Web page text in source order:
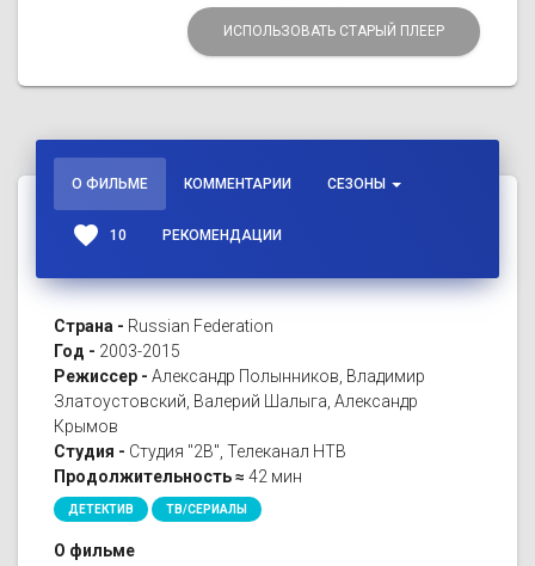
ИСПОЛЬЗОВАТЬ СТАРЫЙ ПЛЕЕР
О ФИЛЬМЕ КОММЕНТАРИИ СЕЗОНЫ
favorite 10 РЕКОМЕНДАЦИИ
Страна - Russian Federation
Год - 2003-2015
Режиссер - Александр Полынников, Владимир
Златоустовский, Валерий Шалыга, Александр
Крымов
Студия - Студия "2В", Телеканал НТВ
Продолжительность ≈ 42 мин
ДЕТЕКТИВ ТВ/СЕРИАЛЫ
О фильме